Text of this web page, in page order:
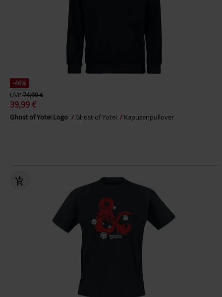
-46%
UVP74,99 €
39,99 €
Ghost of Yotei Logo Ghost of Yotei Kapuzenpullover